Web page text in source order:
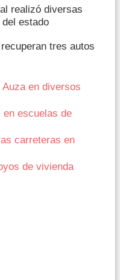
realizó diversas
estado
tres autos
en diversos
en escuelas de
carreteras en
de vivienda